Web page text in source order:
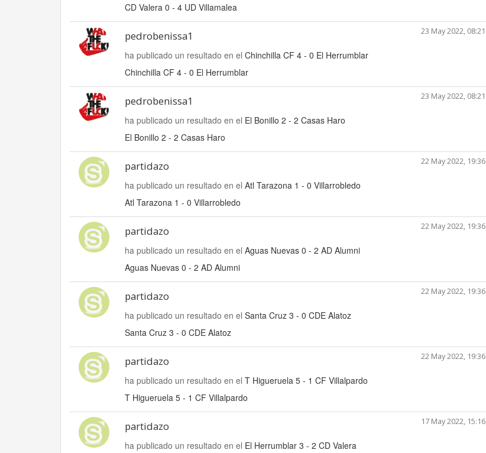
CD Valera 0 - 4 UD Villamalea
pedrobenissa1 23 May 2022, 08:21
ha publicado un resultado en el Chinchilla CF 4 - 0 El Herrumblar
Chinchilla CF 4 - 0 El Herrumblar
pedrobenissa1 23 May 2022, 08:21
ha publicado un resultado en el El Bonillo 2 - 2 Casas Haro
El Bonillo 2 - 2 Casas Haro
partidazo 22 May 2022, 19:36
ha publicado un resultado en el Atl Tarazona 1 - 0 Villarrobledo
Atl Tarazona 1 - 0 Villarrobledo
partidazo 22 May 2022, 19:36
ha publicado un resultado en el Aguas Nuevas 0 - 2 AD Alumni
Aguas Nuevas 0 - 2 AD Alumni
partidazo 22 May 2022, 19:36
ha publicado un resultado en el Santa Cruz 3 - 0 CDE Alatoz
Santa Cruz 3 - 0 CDE Alatoz
partidazo 22 May 2022, 19:36
ha publicado un resultado en el T Higueruela 5 - 1 CF Villalpardo
T Higueruela 5 - 1 CF Villalpardo
partidazo 17 May 2022, 15:16
ha publicado un resultado en el El Herrumblar 3 - 2 CD Valera